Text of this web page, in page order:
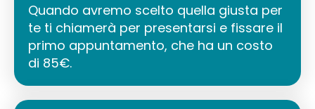
Quando avremo scelto quella giusta per
te ti chiamerà per presentarsi e fissare il
primo appuntamento, che ha un costo
di 85€.